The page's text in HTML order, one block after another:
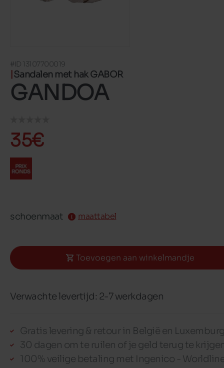
#ID 13107700019
Sandalen met hak GABOR
GANDOA
35€
schoenmaat maattabel
Toevoegen aan winkelmandje
Verwachte levertijd: 2-7 werkdagen
Gratis levering & retour in België en
30 dagen om te ruilen of je geld terug te
100% veilige betaling met Ingenico -